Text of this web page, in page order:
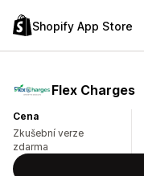
Shopify App Store
Flex Charges
Cena
Zkušební verze
zdarma